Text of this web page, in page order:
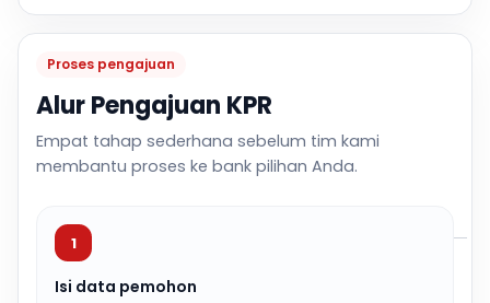
Proses pengajuan
Alur Pengajuan KPR
Empat tahap sederhana sebelum tim kami
membantu proses ke bank pilihan Anda.
1
Isi data pemohon